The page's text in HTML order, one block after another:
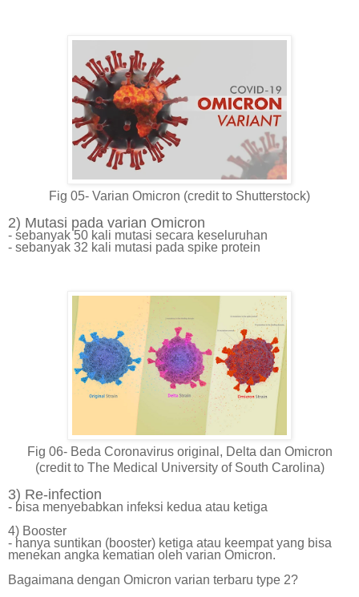
Fig 05- Varian Omicron (credit to Shutterstock)
2) Mutasi pada varian Omicron
- sebanyak 50 kali mutasi secara keseluruhan
- sebanyak 32 kali mutasi pada spike protein
Fig 06- Beda Coronavirus original, Delta dan Omicron
(credit to The Medical University of South Carolina)
3) Re-infection
- bisa menyebabkan infeksi kedua atau ketiga
4) Booster
- hanya suntikan (booster) ketiga atau keempat yang bisa
menekan angka kematian oleh varian Omicron.
Bagaimana dengan Omicron varian terbaru type 2?